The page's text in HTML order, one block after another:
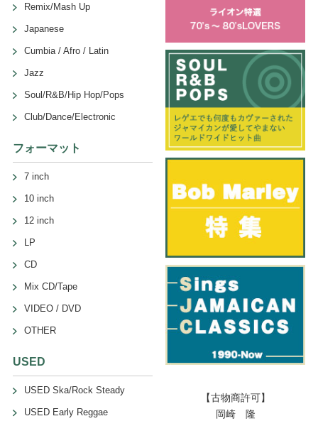
Remix/Mash Up
Japanese
Cumbia / Afro / Latin
Jazz
Soul/R&B/Hip Hop/Pops
Club/Dance/Electronic
フォーマット
7 inch
10 inch
12 inch
LP
CD
Mix CD/Tape
VIDEO / DVD
OTHER
USED
USED Ska/Rock Steady
USED Early Reggae
【古物商許可】
岡崎 隆